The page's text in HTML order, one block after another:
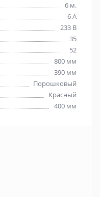
6 м.
6 А
233 В
35
52
800 мм
390 мм
Порошковый
Красный
400 мм